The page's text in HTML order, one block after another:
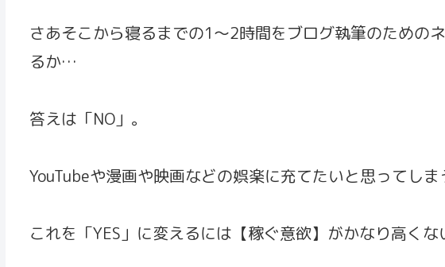
さあそこから寝るまでの1～2時間をブログ執筆のための
るか…
答えは「NO」。
YouTubeや漫画や映画などの娯楽に充てたいと思ってし
これを「YES」に変えるには【稼ぐ意欲】がかなり高くな